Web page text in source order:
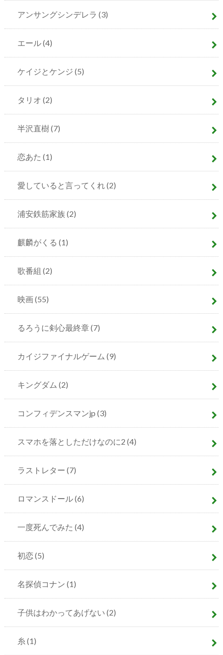
アンサングシンデレラ (3)
エール(4)
ケイジとケンジ (5)
タリオ (2)
半沢直樹(7)
恋あた (1)
愛していると言ってくれ(2)
浦安鉄筋家族(2)
麒麟がくる (1)
歌番組 (2)
映画(55)
るろうに剣心最終章(7)
カイジファイナルゲーム (9)
キングダム (2)
コンフィデンスマンjp (3)
スマホを落としただけなのに2 (4)
ラストレター (7)
ロマンスドール(6)
一度死んでみた (4)
初恋(5)
名探偵コナン (1)
子供はわかってあげない (2)
糸 (1)